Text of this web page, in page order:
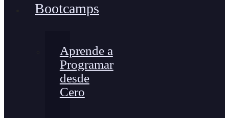
Bootcamps
Aprende a
Programar
desde
Cero